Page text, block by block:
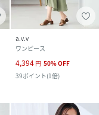
a.v.v
ワンピース
4,394 円 50%OFF
39ポイント(1倍)